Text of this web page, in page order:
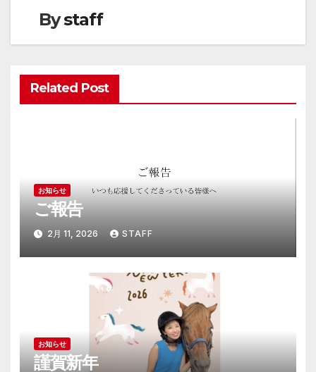
ビ
ゲ
ー
シ
Bystaff
Related Post
お知らせ
ご報告
2月 11, 2026 STAFF
お知らせ
謹賀新年